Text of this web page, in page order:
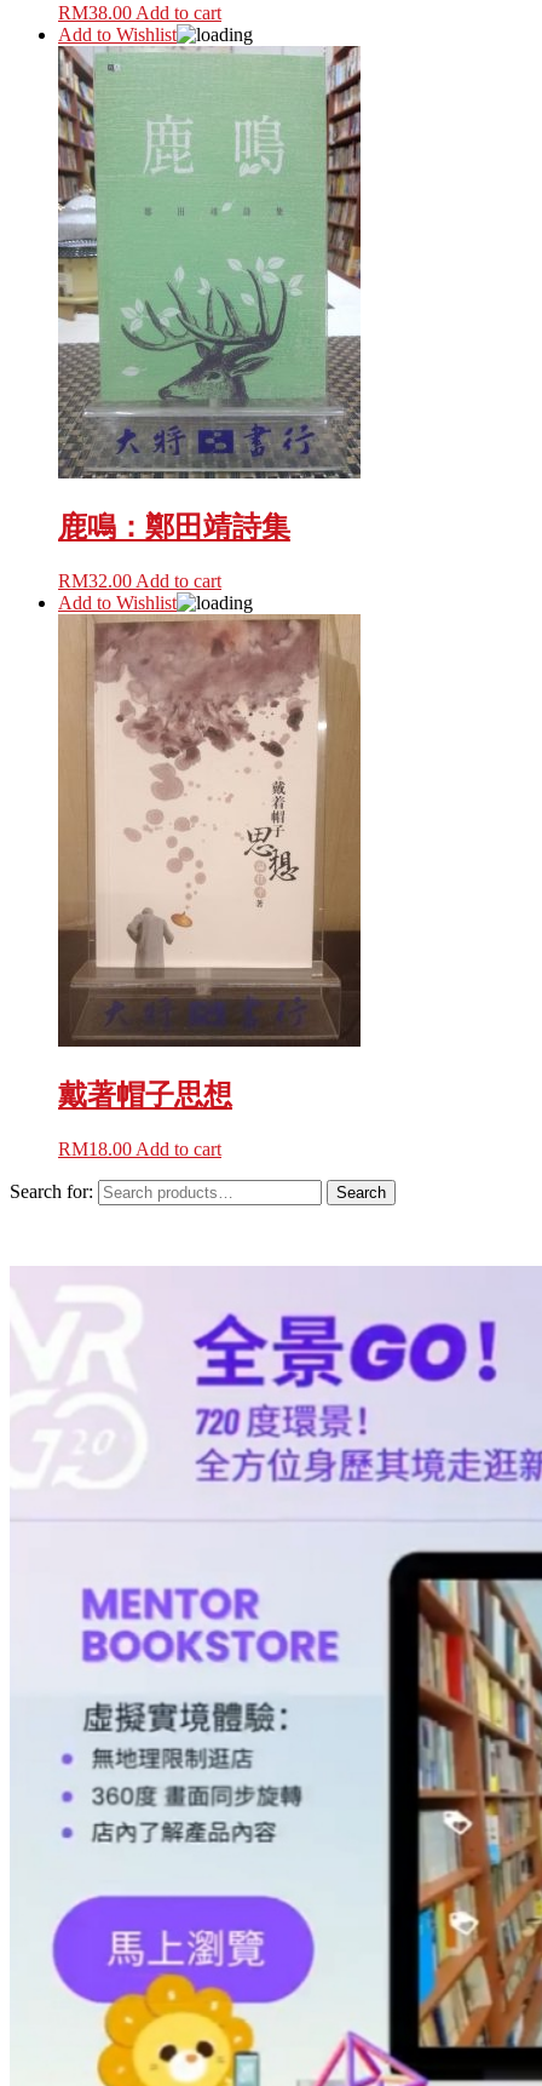
RM38.00 Add to cart
Add to Wishlist
鹿鳴：鄭田靖詩集
RM32.00 Add to cart
Add to Wishlist
戴著帽子思想
RM18.00 Add to cart
Search for: Search